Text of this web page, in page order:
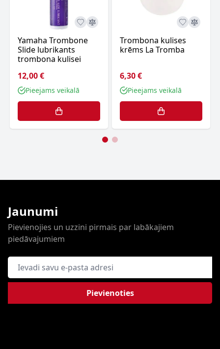
Yamaha Trombone
Slide lubrikants
trombona kulisei
12,00 €
Pieejams veikalā
Trombona kulises
krēms La Tromba
6,30 €
Pieejams veikalā
Jaunumi
Pievienojies un uzzini pirmais par labākajiem
piedāvajumiem
E-pasta adrese
Pievienoties